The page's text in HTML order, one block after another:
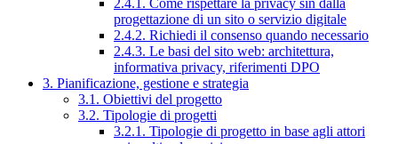
2.4.1. Come rispettare la privacy sin dalla
progettazione di un sito o servizio digitale
2.4.2. Richiedi il consenso quando necessario
2.4.3. Le basi del sito web: architettura,
informativa privacy, riferimenti DPO
3. Pianificazione, gestione e strategia
3.1. Obiettivi del progetto
3.2. Tipologie di progetti
3.2.1. Tipologie di progetto in base agli attori